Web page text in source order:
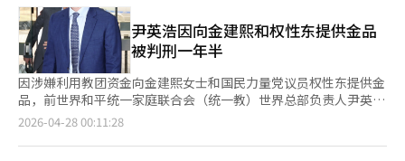
院刑事15-2部（申宗五、成彦柱、元益善法官）提交了上诉状。金
建熙方面已于上月30日提交上诉状。特检通过公告解释了上诉背
景，指出因无法确定不当得利金额而导致的部分无罪判决未被接
受。此外，关于政治资金法的无罪判决，特检认为对明太均提供民
调行为的事实和法律评价存在错误。特检表示，判决中存在影响结
果的法律误解、证据法则和经验法则的违反，并将此作为上诉理
由。此前，二审于上月28日对因违反资本市场法、政治资金法及特
定犯罪加重处罚法被起诉的金建熙判处4年监禁及5000万韩元罚
款，并没收一条Graff钻石项链及追缴2094万韩元。相比一审的1
尹英浩因向金建熙和权性东提供金品
被判刑一年半
因涉嫌利用教团资金向金建熙女士和国民力量党议员权性东提供金
品，前世界和平统一家庭联合会（统一教）世界总部负责人尹英浩
在上诉审中被判实刑。首尔高等法院刑事6-1部（法官金钟宇、朴
职务侵占罪，判处1年6个月监禁，比一审的1年2个月刑期更重。
2026-04-28 00:11:28
页